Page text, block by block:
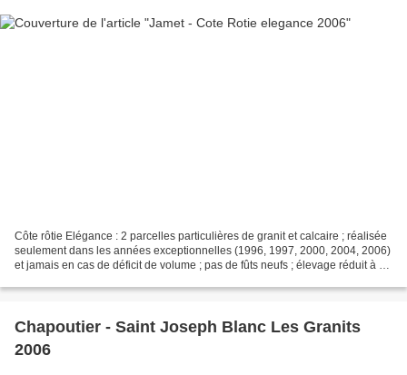
Côte rôtie Elégance : 2 parcelles particulières de granit et calcaire ; réalisée
seulement dans les années exceptionnelles (1996, 1997, 2000, 2004, 2006)
et jamais en cas de déficit de volume ; pas de fûts neufs ; élevage réduit à 18
Chapoutier - Saint Joseph Blanc Les Granits
2006